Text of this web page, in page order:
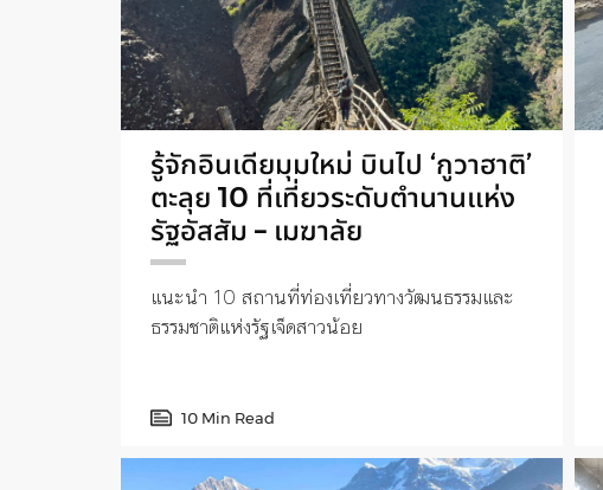
รู้จักอินเดียมุมใหม่ บินไป ‘กูวาฮาติ’
ตะลุย 10 ที่เที่ยวระดับตำนานแห่ง
รัฐอัสสัม – เมฆาลัย
แนะนำ 10 สถานที่ท่องเที่ยวทางวัฒนธรรมและ
ธรรมชาติแห่งรัฐเจ็ดสาวน้อย
10 Min Read